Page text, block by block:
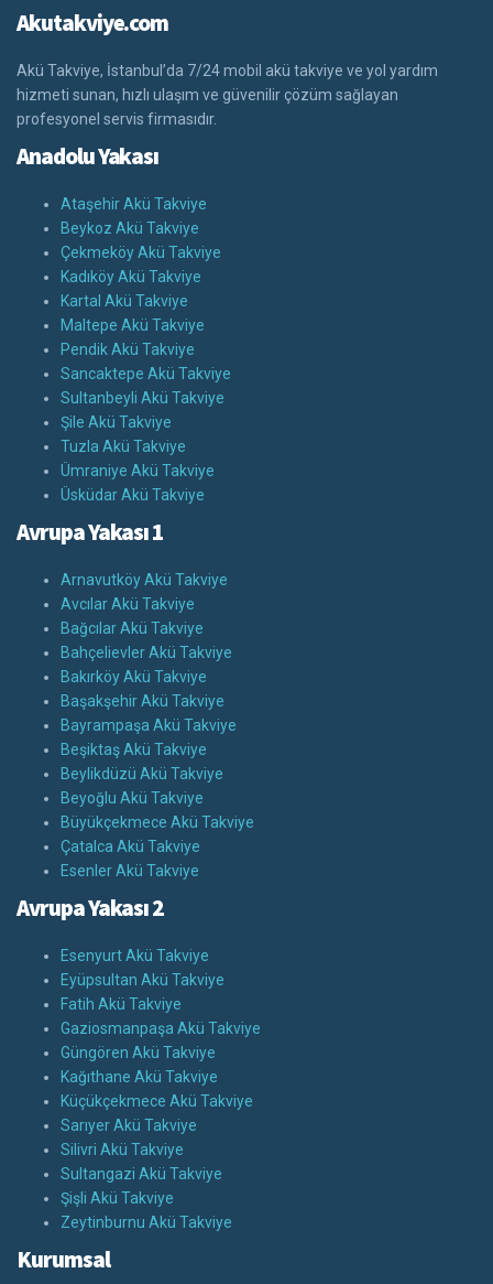
Akutakviye.com
Akü Takviye, İstanbul’da 7/24 mobil akü takviye ve yol yardım
hizmeti sunan, hızlı ulaşım ve güvenilir çözüm sağlayan
profesyonel servis firmasıdır.
Anadolu Yakası
Ataşehir Akü Takviye
Beykoz Akü Takviye
Çekmeköy Akü Takviye
Kadıköy Akü Takviye
Kartal Akü Takviye
Maltepe Akü Takviye
Pendik Akü Takviye
Sancaktepe Akü Takviye
Sultanbeyli Akü Takviye
Şile Akü Takviye
Tuzla Akü Takviye
Ümraniye Akü Takviye
Üsküdar Akü Takviye
Avrupa Yakası 1
Arnavutköy Akü Takviye
Avcılar Akü Takviye
Bağcılar Akü Takviye
Bahçelievler Akü Takviye
Bakırköy Akü Takviye
Başakşehir Akü Takviye
Bayrampaşa Akü Takviye
Beşiktaş Akü Takviye
Beylikdüzü Akü Takviye
Beyoğlu Akü Takviye
Büyükçekmece Akü Takviye
Çatalca Akü Takviye
Esenler Akü Takviye
Avrupa Yakası 2
Esenyurt Akü Takviye
Eyüpsultan Akü Takviye
Fatih Akü Takviye
Gaziosmanpaşa Akü Takviye
Güngören Akü Takviye
Kağıthane Akü Takviye
Küçükçekmece Akü Takviye
Sarıyer Akü Takviye
Silivri Akü Takviye
Sultangazi Akü Takviye
Şişli Akü Takviye
Zeytinburnu Akü Takviye
Kurumsal